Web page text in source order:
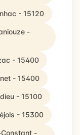
- 15120
-
- 15400
- 15400
- 15100
- 15300
-